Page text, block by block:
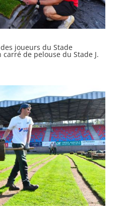
joueurs du Stade
de pelouse du Stade J.